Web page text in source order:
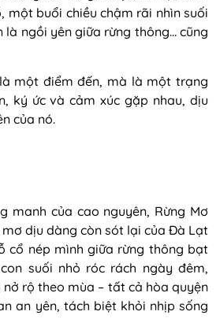
một buổi chiều chậm rãi nhìn suối
là ngồi yên giữa rừng thông… cũng
một điểm đến, mà là một trạng
ký ức và cảm xúc gặp nhau, dịu
của nó.
manh của cao nguyên, Rừng Mơ
dịu dàng còn sót lại của Đà Lạt
cổ nép mình giữa rừng thông bạt
suối nhỏ róc rách ngày đêm,
rộ theo mùa – tất cả hòa quyện
an yên, tách biệt khỏi nhịp sống